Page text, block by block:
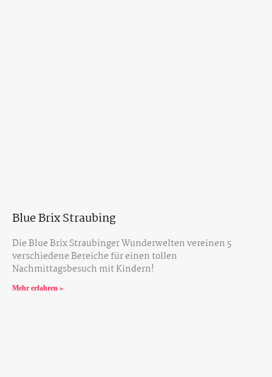
Blue Brix Straubing
Die Blue Brix Straubinger Wunderwelten vereinen 5
verschiedene Bereiche für einen tollen
Nachmittagsbesuch mit Kindern!
Mehr erfahren »